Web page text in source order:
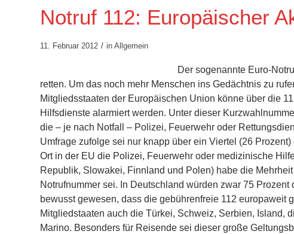
Notruf 112: Europäischer
11. Februar 2012 / in Allgemein
Der sogenannte Euro-
retten. Um das noch mehr Menschen ins Gedächtnis zu
Mitgliedsstaaten der Europäischen Union könne über die
Hilfsdienste alarmiert werden. Unter dieser
die – je nach Notfall – Polizei, Feuerwehr oder
Umfrage zufolge sei nur knapp über ein Viertel (26
Ort in der EU die Polizei, Feuerwehr oder medizinische
Republik, Slowakei, Finnland und Polen) habe die
Notrufnummer sei. In Deutschland würden zwar 75
bewusst gewesen, dass die gebührenfreie 112 europaweit
Mitgliedstaaten auch die Türkei, Schweiz, Serbien, Island,
Marino. Besonders für Reisende sei dieser große